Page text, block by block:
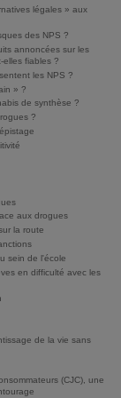
légales » aux
des NPS ?
annoncées sur les
elles fiables ?
les NPS ?
» ?
de synthèse ?
?
aux drogues
la route
sein de l'école
en difficulté avec les
de la vie sans
(CJC), une